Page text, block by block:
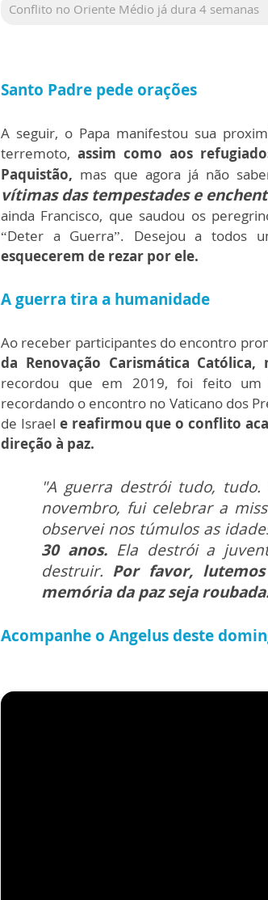
Conflito no Oriente Médio já dura 4 semanas
Santo Padre pede orações
A seguir, o Papa manifestou sua
terremoto, assim como aos
Paquistão, mas que agora já não
vítimas das tempestades e
ainda Francisco, que saudou os
“Deter a Guerra”. Desejou a todos
esquecerem de rezar por ele.
A guerra tira a humanidade
Ao receber participantes do encontro
da Renovação Carismática
recordou que em 2019, foi feito um
recordando o encontro no Vaticano dos
de Israel e reafirmou que o conflito
direção à paz.
"A guerra destrói tudo, tudo.
novembro, fui celebrar a
observei nos túmulos as
30 anos. Ela destrói a
destruir. Por favor,
memória da paz seja
Acompanhe o Angelus deste